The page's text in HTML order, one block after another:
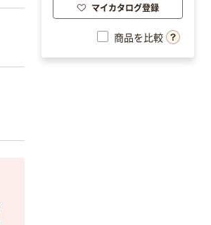
マイカタログ登録
商品を比較